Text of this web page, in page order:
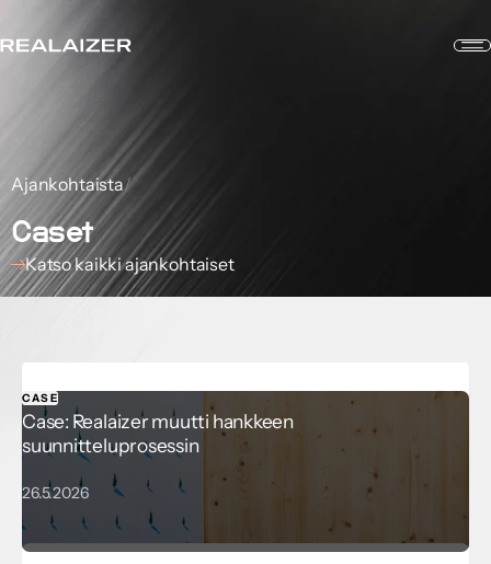
Ajankohtaista/
Caset
Katso kaikki ajankohtaiset
CASE
Case: Realaizer muutti hankkeen
suunnitteluprosessin
26.5.2026